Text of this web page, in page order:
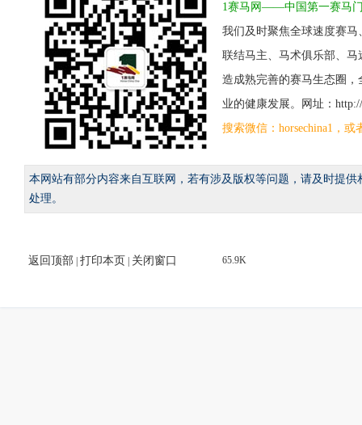
1赛马网——中国第一赛马
我们及时聚焦全球速度赛
联结马主、马术俱乐部、
造成熟完善的赛马生态圈
业的健康发展。网址：http://
搜索微信：horsechina1，
本网站有部分内容来自互联网，若有涉及版权等问题，请及时提
处理。
返回顶部 打印本页 关闭窗口 65.9K